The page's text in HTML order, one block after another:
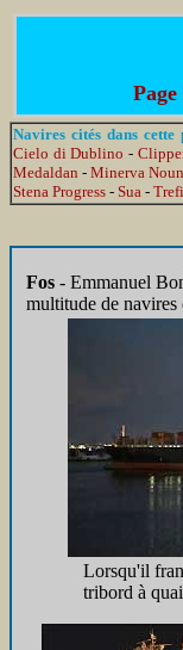
Navires cités dans cette
Cielo di Dublino -
Medaldan -Minerva
Stena Progress - Sua -
Fos - Emmanuel
multitude de
Lorsqu'il
tribord à